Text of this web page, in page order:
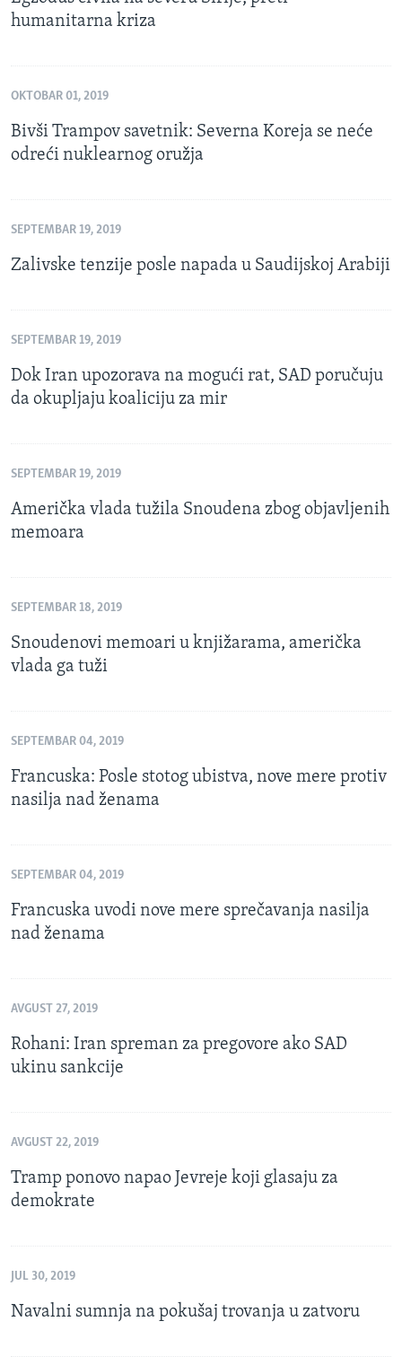
humanitarna kriza
OKTOBAR 01, 2019
Bivši Trampov savetnik: Severna Koreja se neće
odreći nuklearnog oružja
SEPTEMBAR 19, 2019
Zalivske tenzije posle napada u Saudijskoj Arabiji
SEPTEMBAR 19, 2019
Dok Iran upozorava na mogući rat, SAD poručuju
da okupljaju koaliciju za mir
SEPTEMBAR 19, 2019
Američka vlada tužila Snoudena zbog objavljenih
memoara
SEPTEMBAR 18, 2019
Snoudenovi memoari u knjižarama, američka
vlada ga tuži
SEPTEMBAR 04, 2019
Francuska: Posle stotog ubistva, nove mere protiv
nasilja nad ženama
SEPTEMBAR 04, 2019
Francuska uvodi nove mere sprečavanja nasilja
nad ženama
AVGUST 27, 2019
Rohani: Iran spreman za pregovore ako SAD
ukinu sankcije
AVGUST 22, 2019
Tramp ponovo napao Jevreje koji glasaju za
demokrate
JUL 30, 2019
Navalni sumnja na pokušaj trovanja u zatvoru